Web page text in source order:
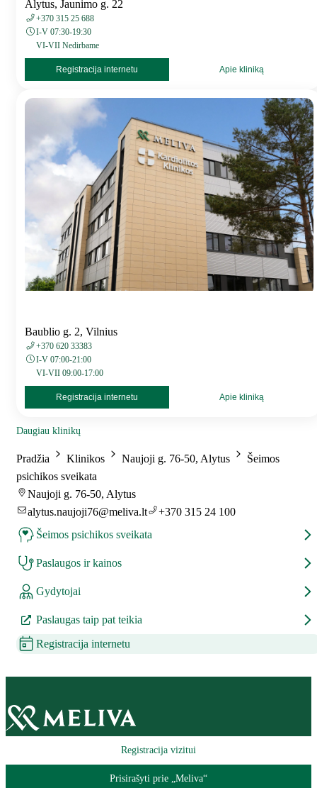
Alytus, Jaunimo g. 22
+370 315 25 688
I-V 07:30-19:30
VI-VII Nedirbame
Registracija internetu Apie kliniką
Baublio g. 2, Vilnius
+370 620 33383
I-V 07:00-21:00
VI-VII 09:00-17:00
Registracija internetu Apie kliniką
Daugiau klinikų
Pradžia Klinikos Naujoji g. 76-50, Alytus
Šeimos
psichikos sveikata
Naujoji g. 76-50, Alytus
alytus.naujoji76@meliva.lt
+370 315 24 100
Šeimos psichikos sveikata
Paslaugos ir kainos
Gydytojai
Paslaugas taip pat teikia
Registracija internetu
Registracija vizitui
Prisirašyti prie „Meliva“